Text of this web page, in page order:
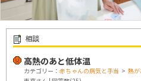
相談
高熱のあと低体温
カテゴリー： 赤ちゃんの病気と手当 > 熱